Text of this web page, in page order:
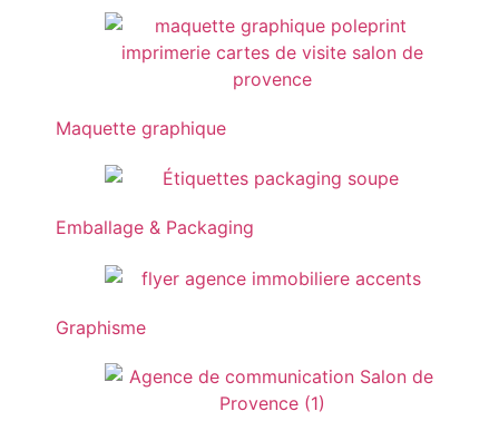
Maquette graphique
Emballage & Packaging
Graphisme